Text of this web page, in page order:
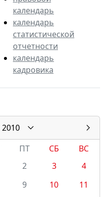
календарь
календарь
статистической
отчетности
календарь
кадровика
2010
ПТ СБ
ВС
2 3
4
9 10
11